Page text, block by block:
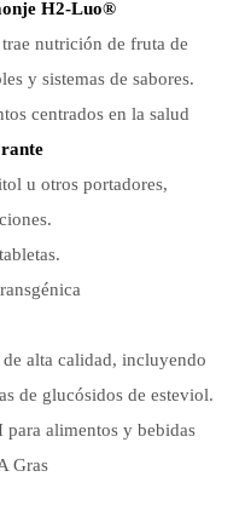
H2-Luo®
nutrición de fruta de
y sistemas de sabores.
centrados en la salud
u otros portadores,
alta calidad, incluyendo
de glucósidos de esteviol.
alimentos y bebidas
Gras